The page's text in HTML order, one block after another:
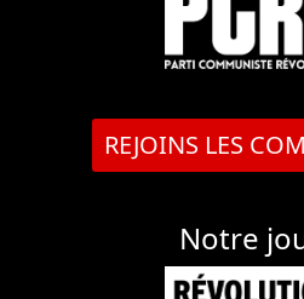
REJOINS LES
Notre